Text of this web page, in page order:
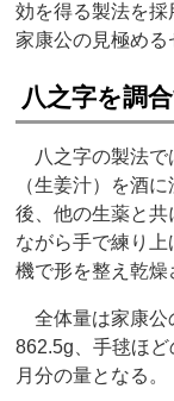
効を得る製法を採
家康公の見極める
八之字を調
八之字の製法で
（生姜汁）を酒
後、他の生薬と共
ながら手で練り
機で形を整え乾燥
全体量は家康公
862.5g、手毬ほ
月分の量となる。